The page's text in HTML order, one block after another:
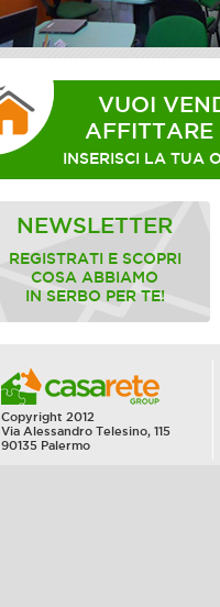
VUOI
AFFITTARE
INSERISCI LA TUA
NEWSLETTER
REGISTRATI E SCOPRI
COSA ABBIAMO
IN SERBO PER TE!
Copyright 2012
Via Alessandro Telesino, 115
90135 Palermo